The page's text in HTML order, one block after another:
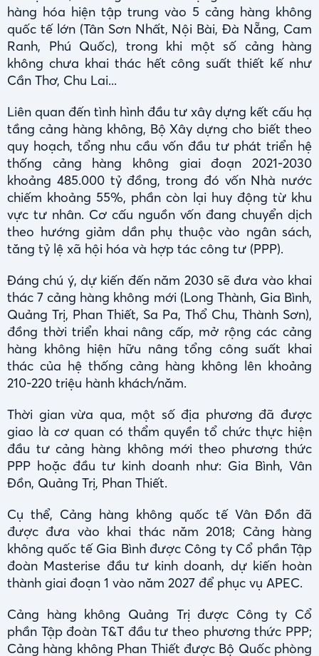
hàng hóa hiện tập trung vào 5 cảng hàng không
quốc tế lớn (Tân Sơn Nhất, Nội Bài, Đà Nẵng, Cam
Ranh, Phú Quốc), trong khi một số cảng hàng
không chưa khai thác hết công suất thiết kế như
Cần Thơ, Chu Lai...
Liên quan đến tình hình đầu tư xây dựng kết cấu hạ
tầng cảng hàng không, Bộ Xây dựng cho biết theo
quy hoạch, tổng nhu cầu vốn đầu tư phát triển hệ
thống cảng hàng không giai đoạn 2021-2030
khoảng 485.000 tỷ đồng, trong đó vốn Nhà nước
chiếm khoảng 55%, phần còn lại huy động từ khu
vực tư nhân. Cơ cấu nguồn vốn đang chuyển dịch
theo hướng giảm dần phụ thuộc vào ngân sách,
tăng tỷ lệ xã hội hóa và hợp tác công tư (PPP).
Đáng chú ý, dự kiến đến năm 2030 sẽ đưa vào khai
thác 7 cảng hàng không mới (Long Thành, Gia Bình,
Quảng Trị, Phan Thiết, Sa Pa, Thổ Chu, Thành Sơn),
đồng thời triển khai nâng cấp, mở rộng các cảng
hàng không hiện hữu nâng tổng công suất khai
thác của hệ thống cảng hàng không lên khoảng
210-220 triệu hành khách/năm.
Thời gian vừa qua, một số địa phương đã được
giao là cơ quan có thẩm quyền tổ chức thực hiện
đầu tư cảng hàng không mới theo phương thức
PPP hoặc đầu tư kinh doanh như: Gia Bình, Vân
Đồn, Quảng Trị, Phan Thiết.
Cụ thể, Cảng hàng không quốc tế Vân Đồn đã
được đưa vào khai thác năm 2018; Cảng hàng
không quốc tế Gia Bình được Công ty Cổ phần Tập
đoàn Masterise đầu tư kinh doanh, dự kiến hoàn
thành giai đoạn 1 vào năm 2027 để phục vụ APEC.
Cảng hàng không Quảng Trị được Công ty Cổ
phần Tập đoàn T&T đầu tư theo phương thức PPP;
Cảng hàng không Phan Thiết được Bộ Quốc phòng